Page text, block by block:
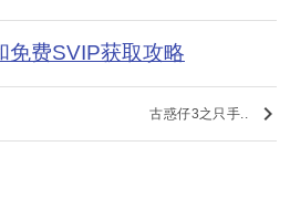
免费SVIP获取攻略
古惑仔3之只手.. keyboard_arrow_right